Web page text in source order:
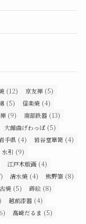
(12) 京友禅 (5)
(5) 信楽焼 (4)
(9) 南部鉄器 (13)
大館曲げわっぱ (5)
手県 (4) 岩谷堂箪笥 (4)
水引 (9)
江戸木版画 (4)
清水焼 (4) 熊野筆 (8)
焼 (5) 蒔絵 (8)
越前漆器 (4)
高崎だるま (5)